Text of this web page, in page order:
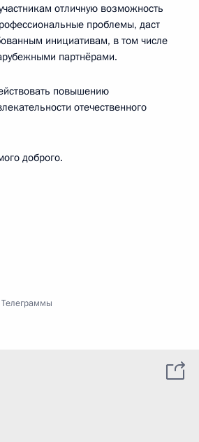
отличную возможность
проблемы, даст
инициативам, в том числе
партнёрами.
повышению
отечественного
доброго.
Телеграммы